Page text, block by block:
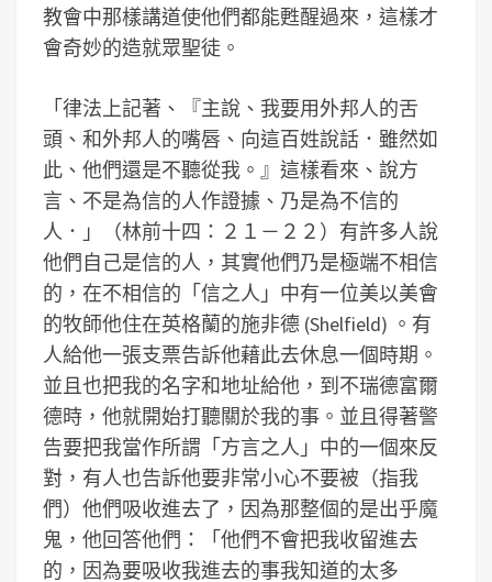
教會中那樣講道使他們都能甦醒過來，這樣才
會奇妙的造就眾聖徒。
「律法上記著、『主說、我要用外邦人的舌
頭、和外邦人的嘴唇、向這百姓說話．雖然如
此、他們還是不聽從我。』這樣看來、說方
言、不是為信的人作證據、乃是為不信的
人．」（林前十四：２１－２２）有許多人說
他們自己是信的人，其實他們乃是極端不相信
的，在不相信的「信之人」中有一位美以美會
的牧師他住在英格蘭的施非德 (Shelfield) 。有
人給他一張支票告訴他藉此去休息一個時期。
並且也把我的名字和地址給他，到不瑞德富爾
德時，他就開始打聽關於我的事。並且得著警
告要把我當作所謂「方言之人」中的一個來反
對，有人也告訴他要非常小心不要被（指我
們）他們吸收進去了，因為那整個的是出乎魔
鬼，他回答他們：「他們不會把我收留進去
的，因為要吸收我進去的事我知道的太多